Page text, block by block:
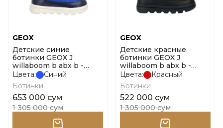
GEOX
Детские синие
ботинки GEOX J
willaboom b abx b -
nylon+ge размер 31
Цвета:
Синий
Ботинки
653 000 сум
1 305 000 сум
GEOX
Детские красные
ботинки GEOX J
willaboom b abx b -
nylon+ge размер 34
Цвета:
Красный
Ботинки
522 000 сум
1 305 000 сум